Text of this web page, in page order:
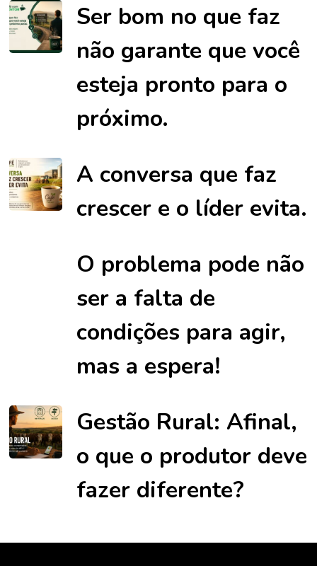
Ser bom no que faz
não garante que você
esteja pronto para o
próximo.
A conversa que faz
crescer e o líder evita.
O problema pode não
ser a falta de
condições para agir,
mas a espera!
Gestão Rural: Afinal,
o que o produtor deve
fazer diferente?